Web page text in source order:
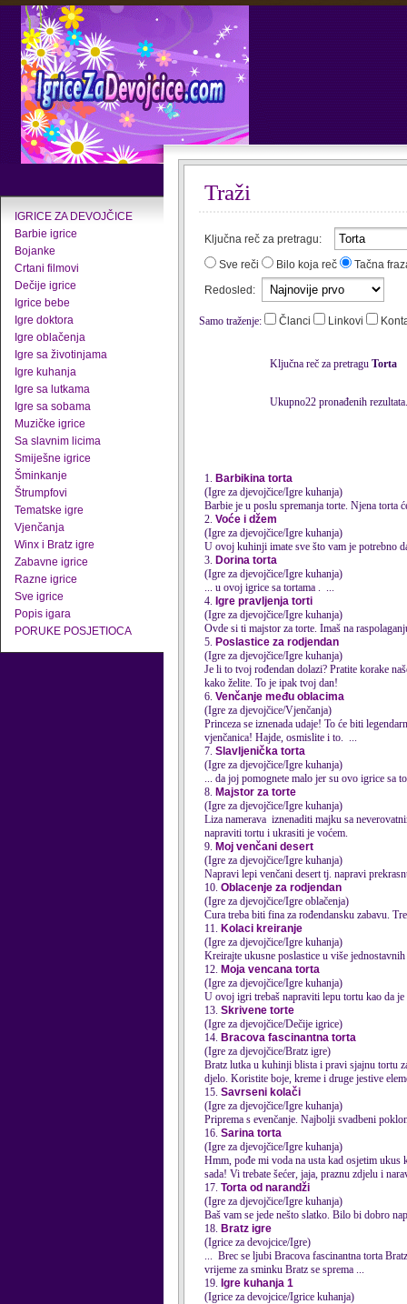
IGRICE ZA DEVOJČICE
Barbie igrice
Bojanke
Crtani filmovi
Dečije igrice
Igrice bebe
Igre doktora
Igre oblačenja
Igre sa životinjama
Igre kuhanja
Igre sa lutkama
Igre sa sobama
Muzičke igrice
Sa slavnim licima
Smiješne igrice
Šminkanje
Štrumpfovi
Tematske igre
Vjenčanja
Winx i Bratz igre
Zabavne igrice
Razne igrice
Sve igrice
Popis igara
PORUKE POSJETIOCA
Traži
Ključna reč za pretragu:
Sve reči
Bilo koja reč
Tačna
Redosled:
Samo traženje: Članci Linkovi
Ključna reč za pretragu Torta
Ukupno22 pronađenih rezultata.
1. Barbikina torta
(Igre za djevojčice/Igre kuhanja)
Barbie je u poslu spremanja torte. Njena torta
2. Voće i džem
(Igre za djevojčice/Igre kuhanja)
U ovoj kuhinji imate sve što vam je potrebno
3. Dorina torta
(Igre za djevojčice/Igre kuhanja)
... u ovoj igrice sa tortama . ...
4. Igre pravljenja torti
(Igre za djevojčice/Igre kuhanja)
Ovde si ti majstor za torte. Imaš na
5. Poslastice za rodjendan
(Igre za djevojčice/Igre kuhanja)
Je li to tvoj rođendan dolazi? Pratite korake
kako želite. To je ipak tvoj dan!
6. Venčanje među oblacima
(Igre za djevojčice/Vjenčanja)
Princeza se iznenada udaje! To će biti
vjenčanica! Hajde, osmislite i to. ...
7. Slavljenička torta
(Igre za djevojčice/Igre kuhanja)
... da joj pomognete malo jer su ovo igrice sa
8. Majstor za torte
(Igre za djevojčice/Igre kuhanja)
Liza namerava iznenaditi majku sa
napraviti tortu i ukrasiti je voćem.
9. Moj venčani desert
(Igre za djevojčice/Igre kuhanja)
Napravi lepi venčani desert tj. napravi
10. Oblacenje za rodjendan
(Igre za djevojčice/Igre oblačenja)
Cura treba biti fina za rođendansku zabavu.
11. Kolaci kreiranje
(Igre za djevojčice/Igre kuhanja)
Kreirajte ukusne poslastice u više
12. Moja vencana torta
(Igre za djevojčice/Igre kuhanja)
U ovoj igri trebaš napraviti lepu tortu kao da je
13. Skrivene torte
(Igre za djevojčice/Dečije igrice)
14. Bracova fascinantna torta
(Igre za djevojčice/Bratz igre)
Bratz lutka u kuhinji blista i pravi sjajnu tortu
djelo. Koristite boje, kreme i druge jestive
15. Savrseni kolači
(Igre za djevojčice/Igre kuhanja)
Priprema s evenčanje. Najbolji svadbeni
16. Sarina torta
(Igre za djevojčice/Igre kuhanja)
Hmm, pođe mi voda na usta kad osjetim ukus
sada! Vi trebate šećer, jaja, praznu
17. Torta od narandži
(Igre za djevojčice/Igre kuhanja)
Baš vam se jede nešto slatko. Bilo bi dobro
18. Bratz igre
(Igrice za devojcice/Igre)
... Brec se ljubi Bracova fascinantna torta
vrijeme za sminku Bratz se sprema ...
19. Igre kuhanja 1
(Igrice za devojcice/Igrice kuhanja)